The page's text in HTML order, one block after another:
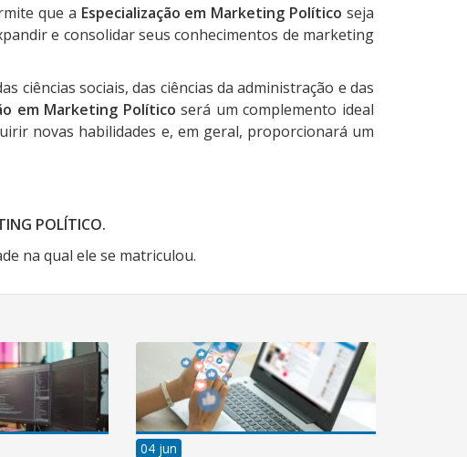
que a Especialização em Marketing Político seja
e consolidar seus conhecimentos de marketing
ciências sociais, das ciências da administração e das
em Marketing Político será um complemento ideal
novas habilidades e, em geral, proporcionará um
POLÍTICO.
na qual ele se matriculou.
04 jun